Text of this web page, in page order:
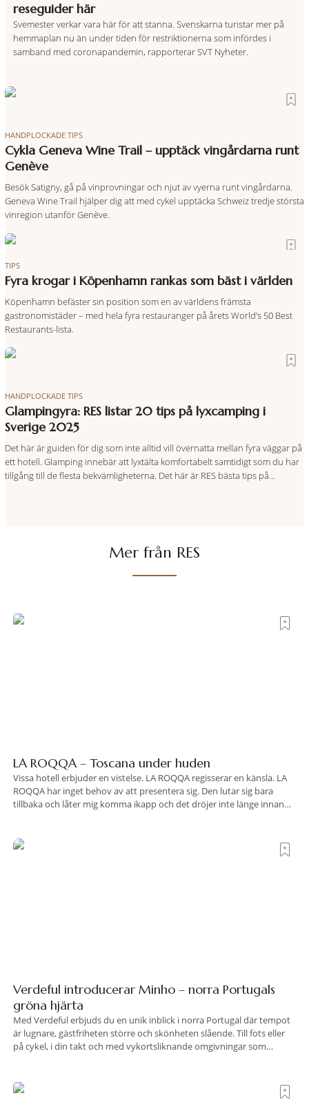
reseguider här
Svemester verkar vara här för att stanna. Svenskarna turistar mer på
hemmaplan nu än under tiden för restriktionerna som infördes i
samband med coronapandemin, rapporterar SVT Nyheter.
HANDPLOCKADE TIPS
Cykla Geneva Wine Trail – upptäck vingårdarna runt
Genève
Besök Satigny, gå på vinprovningar och njut av vyerna runt vingårdarna.
Geneva Wine Trail hjälper dig att med cykel upptäcka Schweiz tredje största
vinregion utanför Genève.
TIPS
Fyra krogar i Köpenhamn rankas som bäst i världen
Köpenhamn befäster sin position som en av världens främsta
gastronomistäder – med hela fyra restauranger på årets World’s 50 Best
Restaurants-lista.
HANDPLOCKADE TIPS
Glampingyra: RES listar 20 tips på lyxcamping i
Sverige 2025
Det här är guiden för dig som inte alltid vill övernatta mellan fyra väggar på
ett hotell. Glamping innebär att lyxtälta komfortabelt samtidigt som du har
tillgång till de flesta bekvämligheterna. Det här är RES bästa tips på
Mer från RES
LA ROQQA – Toscana under huden
Vissa hotell erbjuder en vistelse. LA ROQQA regisserar en känsla. LA
ROQQA har inget behov av att presentera sig. Den lutar sig bara
tillbaka och låter mig komma ikapp och det dröjer inte länge innan
Verdeful introducerar Minho – norra Portugals
gröna hjärta
Med Verdeful erbjuds du en unik inblick i norra Portugal där tempot
är lugnare, gästfriheten större och skönheten slående. Till fots eller
på cykel, i din takt och med vykortsliknande omgivningar som
travel när det